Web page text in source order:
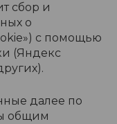
сбор и
о
с помощью
(Яндекс
далее по
общим